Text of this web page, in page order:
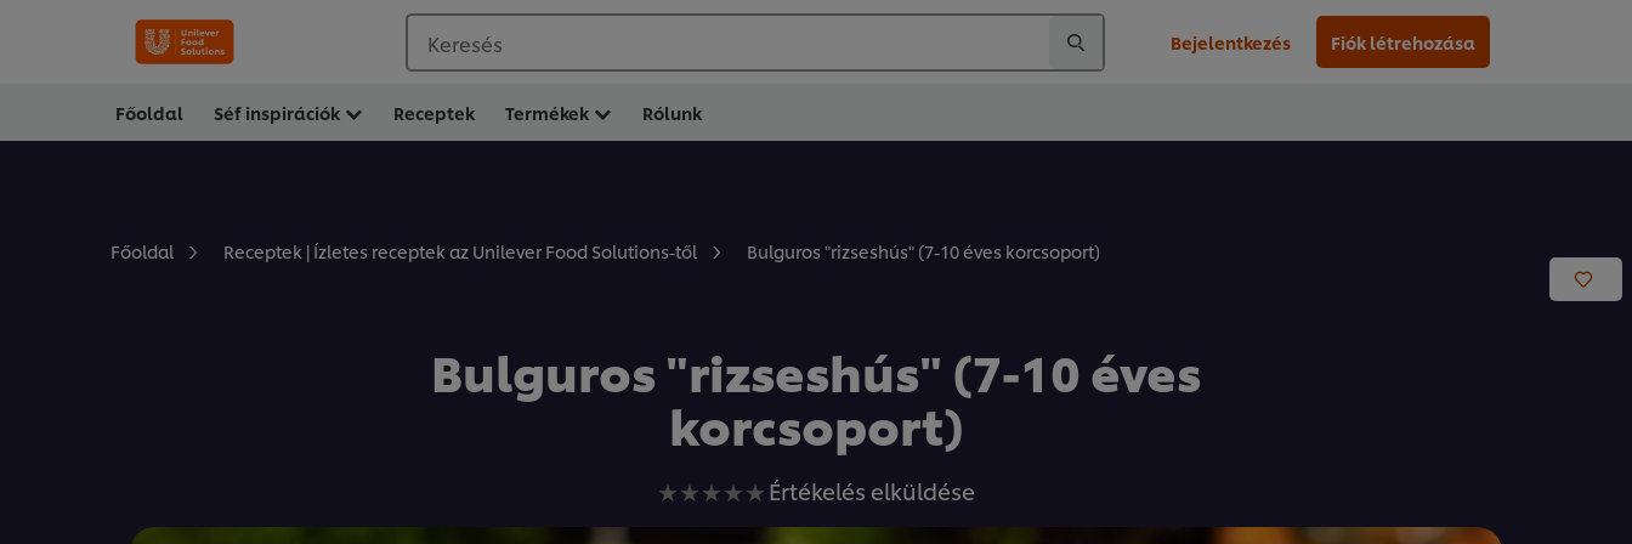
Keresés Bejelentkezés Fiók létrehozása
Főoldal Séf inspirációk Receptek Termékek Rólunk
Főoldal Receptek | Ízletes receptek az Unilever Food Solutions-től Bulguros "rizseshús" (7-10 éves korcsoport)
Bulguros "rizseshús" (7-10 éves
korcsoport)
Nem
küldtek
Értékelés elküldése